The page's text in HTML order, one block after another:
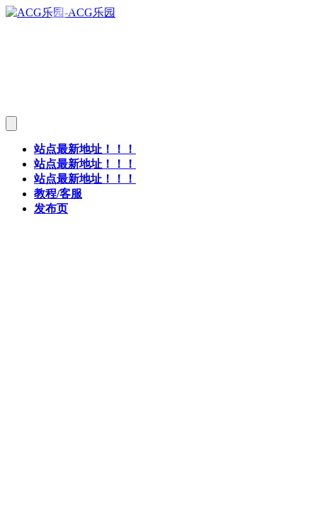
站点最新地址！！！
站点最新地址！！！
站点最新地址！！！
教程/客服
发布页